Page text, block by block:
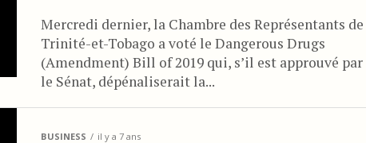
Mercredi dernier, la Chambre des Représentants de
Trinité-et-Tobago a voté le Dangerous Drugs
(Amendment) Bill of 2019 qui, s’il est approuvé par
le Sénat, dépénaliserait la...
BUSINESS il y a 7 ans